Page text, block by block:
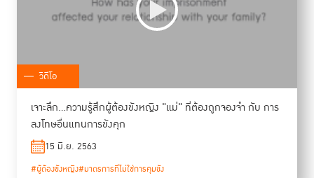
วิดีโอ
เจาะลึก...ความรู้สึกผู้ต้องขังหญิง "แม่" ที่ต้องถูกจองจำ กับ การ
ลงโทษอื่นแทนการขังคุก
15 มิ.ย. 2563
#ผู้ต้องขังหญิง#มาตรการที่ไม่ใช่การคุมขัง